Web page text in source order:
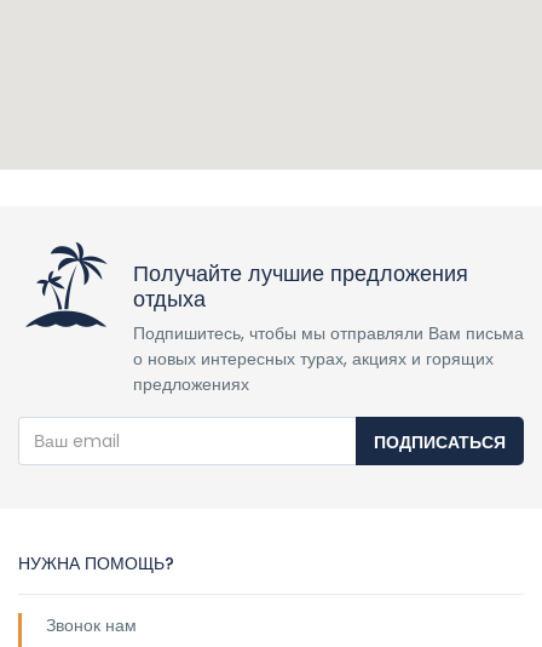
Получайте лучшие предложения
отдыха
Подпишитесь, чтобы мы отправляли Вам письма
о новых интересных турах, акциях и горящих
предложениях
ПОДПИСАТЬСЯ
НУЖНА ПОМОЩЬ?
Звонок нам